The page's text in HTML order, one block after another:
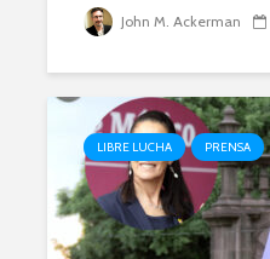
John M. Ackerman
LIBRE LUCHA PRENSA